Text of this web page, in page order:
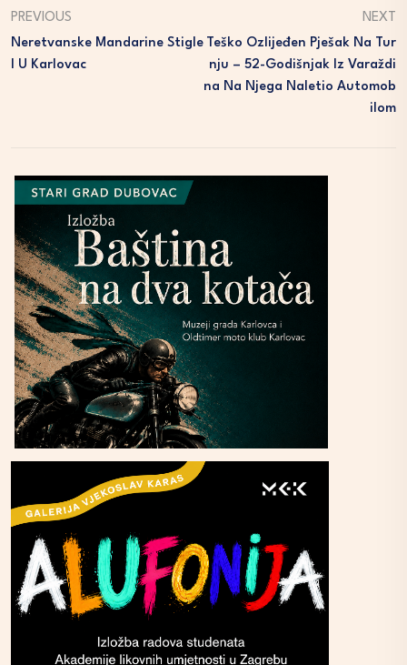
PREVIOUS
Neretvanske Mandarine Stigle
I U Karlovac
NEXT
Teško Ozlijeđen Pješak Na Tur
Nju – 52-Godišnjak Iz Varaždi
Na Na Njega Naletio Automob
Ilom